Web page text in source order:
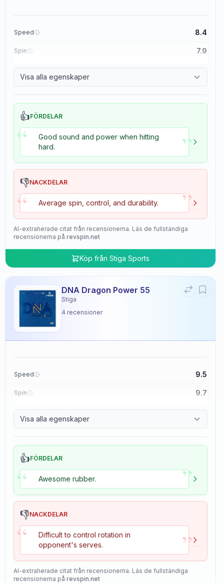
Speed 8.4
Spin 7.9
Visa alla egenskaper
👍FÖRDELAR
“
Good sound and power when hitting
hard.
”
👎NACKDELAR
“ Average spin, control, and durability. ”
AI-extraherade citat från recensionerna. Läs de fullständiga
recensionerna på revspin.net
Köp från Stiga Sports
DNA Dragon Power 55
Stiga
4 recensioner
Speed 9.5
Spin 9.7
Visa alla egenskaper
👍FÖRDELAR
“ Awesome rubber. ”
👎NACKDELAR
“
Difficult to control rotation in
opponent's serves.
”
AI-extraherade citat från recensionerna. Läs de fullständiga
recensionerna på revspin.net